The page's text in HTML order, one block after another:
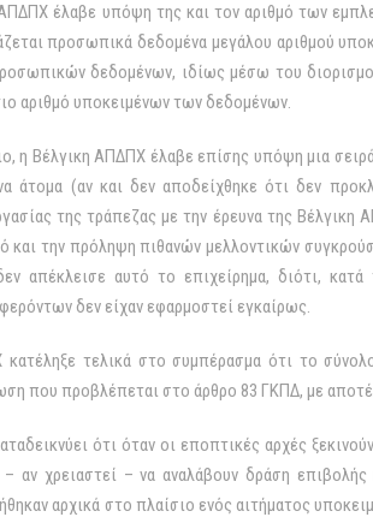
έλαβε υπόψη της και τον αριθμό των
προσωπικά δεδομένα μεγάλου αριθμού
δεδομένων, ιδίως μέσω του
αριθμό υποκειμένων των δεδομένων.
η Βέλγικη ΑΠΔΠΧ έλαβε επίσης υπόψη μια
άτομα (αν και δεν αποδείχθηκε ότι δεν
της τράπεζας με την έρευνα της
και την πρόληψη πιθανών μελλοντικών
απέκλεισε αυτό το επιχείρημα, διότι,
δεν είχαν εφαρμοστεί εγκαίρως.
τελικά στο συμπέρασμα ότι το
που προβλέπεται στο άρθρο 83 ΓΚΠΔ, με
ότι όταν οι εποπτικές αρχές
– αν χρειαστεί – να αναλάβουν δράση
αρχικά στο πλαίσιο ενός αιτήματος